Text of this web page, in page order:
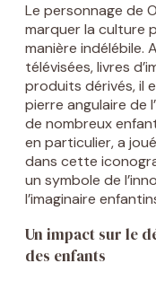
Le personnage de
marquer la culture
manière indélébile.
télévisées, livres
produits dérivés, il
pierre angulaire de
de nombreux
en particulier, a
dans cette
un symbole de
l’imaginaire
Un impact sur le
des enfants